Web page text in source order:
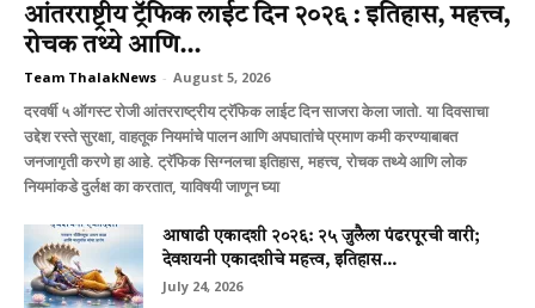
आंतरराष्ट्रीय ट्रॅफिक लाईट दिन २०२६ : इतिहास, महत्त्व,
रोचक तथ्ये आणि...
Team ThalakNews - August 5, 2026
दरवर्षी ५ ऑगस्ट रोजी आंतरराष्ट्रीय ट्रॅफिक लाईट दिन साजरा केला जातो. या दिवसाचा
उद्देश रस्ते सुरक्षा, वाहतूक नियमांचे पालन आणि अपघातांचे प्रमाण कमी करण्याबाबत
जनजागृती करणे हा आहे. ट्रॅफिक सिग्नलचा इतिहास, महत्त्व, रोचक तथ्ये आणि लोक
नियमांकडे दुर्लक्ष का करतात, याविषयी जाणून घ्या
आषाढी एकादशी २०२६: २५ जुलैला पंढरपूरची वारी;
देवशयनी एकादशीचे महत्त्व, इतिहास...
July 24, 2026